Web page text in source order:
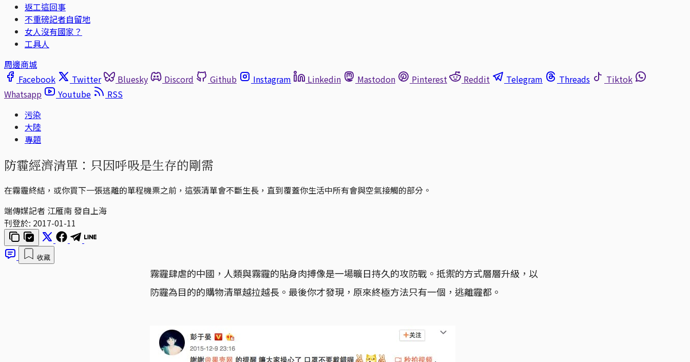
返工這回事
不重磅記者自留地
女人沒有國家？
工具人
周邊商城
Facebook
Twitter Bluesky Discord Github Instagram Linkedin Mastodon Pinterest Reddit Telegram Threads
Tiktok
Whatsapp
Youtube
RSS
污染
大陸
專題
防霾經濟清單：只因呼吸是生存的剛需
在霧霾終結，或你買下一張逃離的單程機票之前，這張清單會不斷生長，直到覆蓋你生活中所有會與空氣接觸的部分。
端傳媒記者 江雁南 發自上海
刊登於: 2017-01-11
收藏
霧霾肆虐的中國，人類與霧霾的貼身肉搏像是一場曠日持久的攻防戰。抵禦的方式層層升級，以
防霾為目的的購物清單越拉越長。最後你才發現，原來終極方法只有一個，逃離霾都。